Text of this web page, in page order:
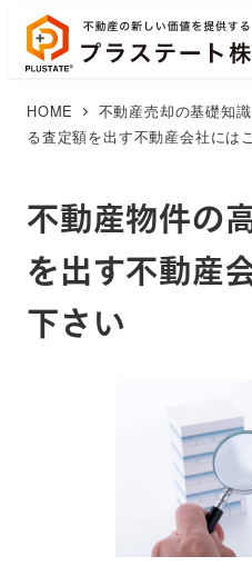
HOME 不動産売却の基礎知識
る査定額を出す不動産会社には
不動産物件の
を出す不動産
下さい